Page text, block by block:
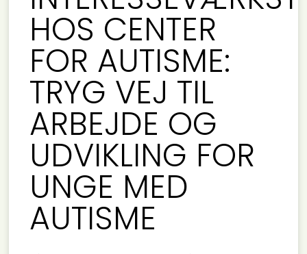
HOS CENTER
FOR AUTISME:
TRYG VEJ TIL
ARBEJDE OG
UDVIKLING FOR
UNGE MED
AUTISME